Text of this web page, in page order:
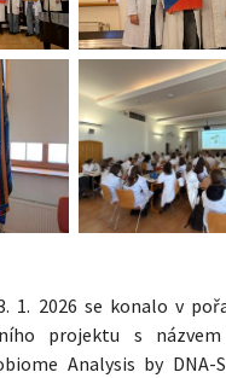
1. 2026 se konalo v
projektu s názvem
Analysis by DNA-